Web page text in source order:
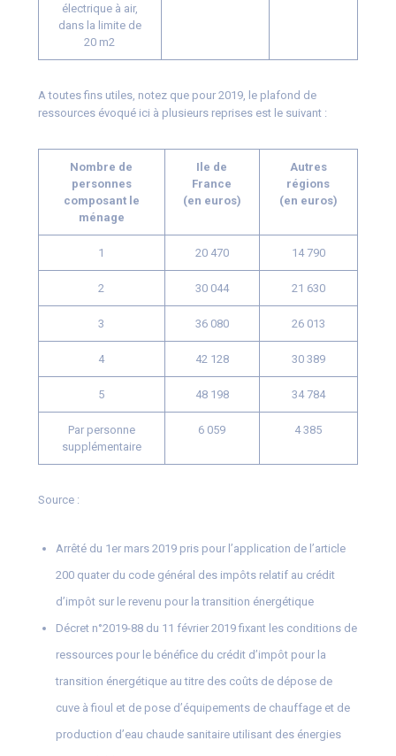
électrique à air,
dans la limite de
20 m2
A toutes fins utiles, notez que pour 2019, le plafond de
ressources évoqué ici à plusieurs reprises est le suivant :
Nombre de
personnes
composant le
ménage
Ile de
France
(en euros)
Autres
régions
(en euros)
1 20 470 14 790
2 30 044 21 630
3 36 080 26 013
4 42 128 30 389
5 48 198 34 784
Par personne
supplémentaire
6 059 4 385
Source :
Arrêté du 1er mars 2019 pris pour l’application de l’article
200 quater du code général des impôts relatif au crédit
d’impôt sur le revenu pour la transition énergétique
Décret n°2019-88 du 11 février 2019 fixant les conditions de
ressources pour le bénéfice du crédit d’impôt pour la
transition énergétique au titre des coûts de dépose de
cuve à fioul et de pose d’équipements de chauffage et de
production d’eau chaude sanitaire utilisant des énergies